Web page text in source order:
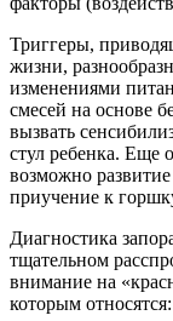
Триггеры,
жизни,
изменениями
смесей на основе
вызвать
стул ребенка. Еще
возможно
приучение к
Диагностика
тщательном
внимание на
которым относятся: